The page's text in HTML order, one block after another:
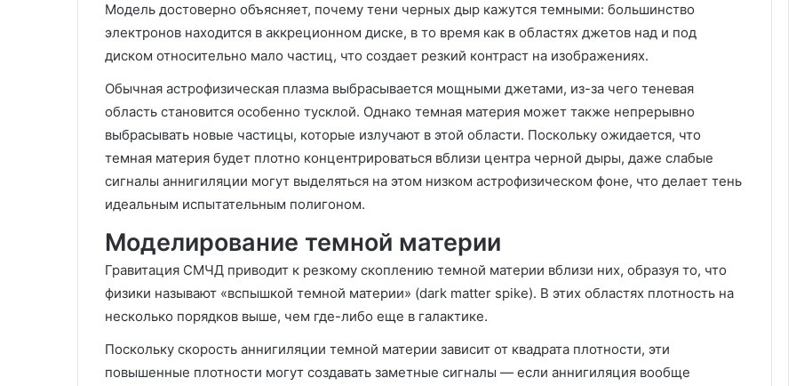
Модель достоверно объясняет, почему тени черных дыр кажутся темными: большинство
электронов находится в аккреционном диске, в то время как в областях джетов над и под
диском относительно мало частиц, что создает резкий контраст на изображениях.
Обычная астрофизическая плазма выбрасывается мощными джетами, из-за чего теневая
область становится особенно тусклой. Однако темная материя может также непрерывно
выбрасывать новые частицы, которые излучают в этой области. Поскольку ожидается, что
темная материя будет плотно концентрироваться вблизи центра черной дыры, даже слабые
сигналы аннигиляции могут выделяться на этом низком астрофизическом фоне, что делает тень
идеальным испытательным полигоном.
Моделирование темной материи
Гравитация СМЧД приводит к резкому скоплению темной материи вблизи них, образуя то, что
физики называют «вспышкой темной материи» (dark matter spike). В этих областях плотность на
несколько порядков выше, чем где-либо еще в галактике.
Поскольку скорость аннигиляции темной материи зависит от квадрата плотности, эти
повышенные плотности могут создавать заметные сигналы — если аннигиляция вообще